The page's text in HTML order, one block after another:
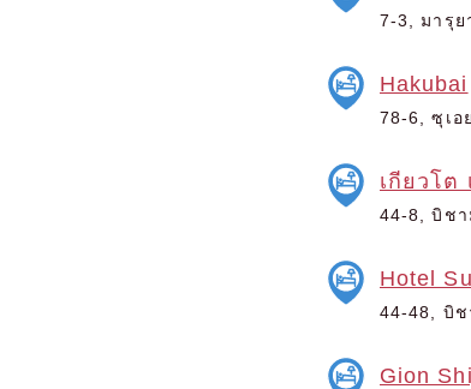
7-3, มารุย
Hakubai
78-6, ซุเอ
เกียวโต
44-8, บิชา
Hotel
44-48, บิช
Gion